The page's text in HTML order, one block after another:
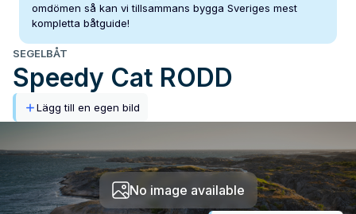
omdömen så kan vi tillsammans bygga Sveriges mest
kompletta båtguide!
SEGELBÅT
Speedy Cat RODD
Lägg till en egen bild
No image available